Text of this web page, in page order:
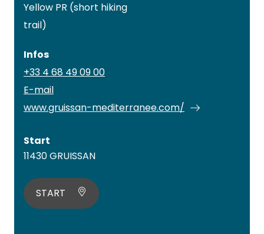
Yellow PR (short hiking
trail)
Infos
+33 4 68 49 09 00
E-mail
www.gruissan-mediterranee.com/
Start
11430 GRUISSAN
START